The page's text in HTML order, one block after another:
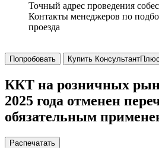
Точный адрес проведения
Контакты менеджеров по
проезда
Попробовать Купить КонсультантПлюс
ККТ на розничных
2025 года отменен
обязательным
Распечатать